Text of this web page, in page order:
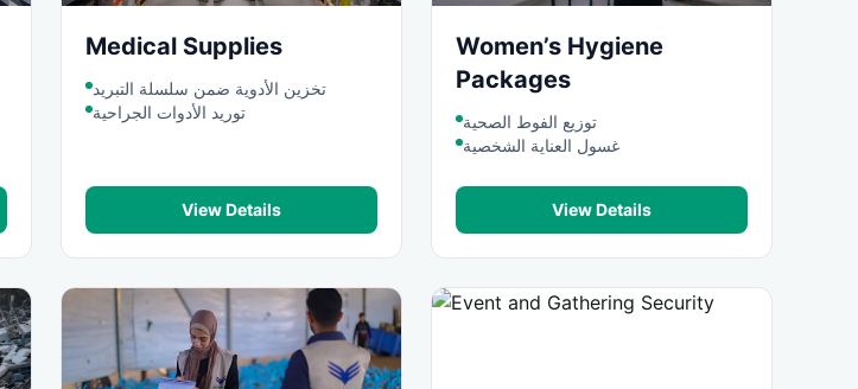
Medical Supplies
تخزين الأدوية ضمن سلسلة التبريد
توريد الأدوات الجراحية
View Details
Women’s Hygiene
Packages
توزيع الفوط الصحية
غسول العناية الشخصية
View Details